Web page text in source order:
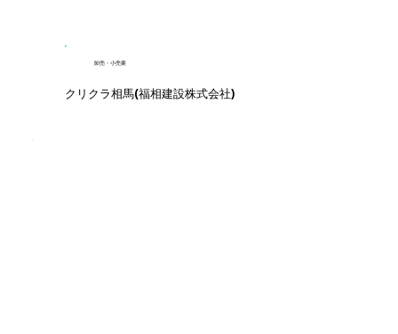
卸売・小売業
クリクラ相馬(福相建設株式会社)